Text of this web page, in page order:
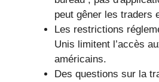
peut gêner les traders
Les restrictions
Unis limitent l’accès
américains.
Des questions sur la